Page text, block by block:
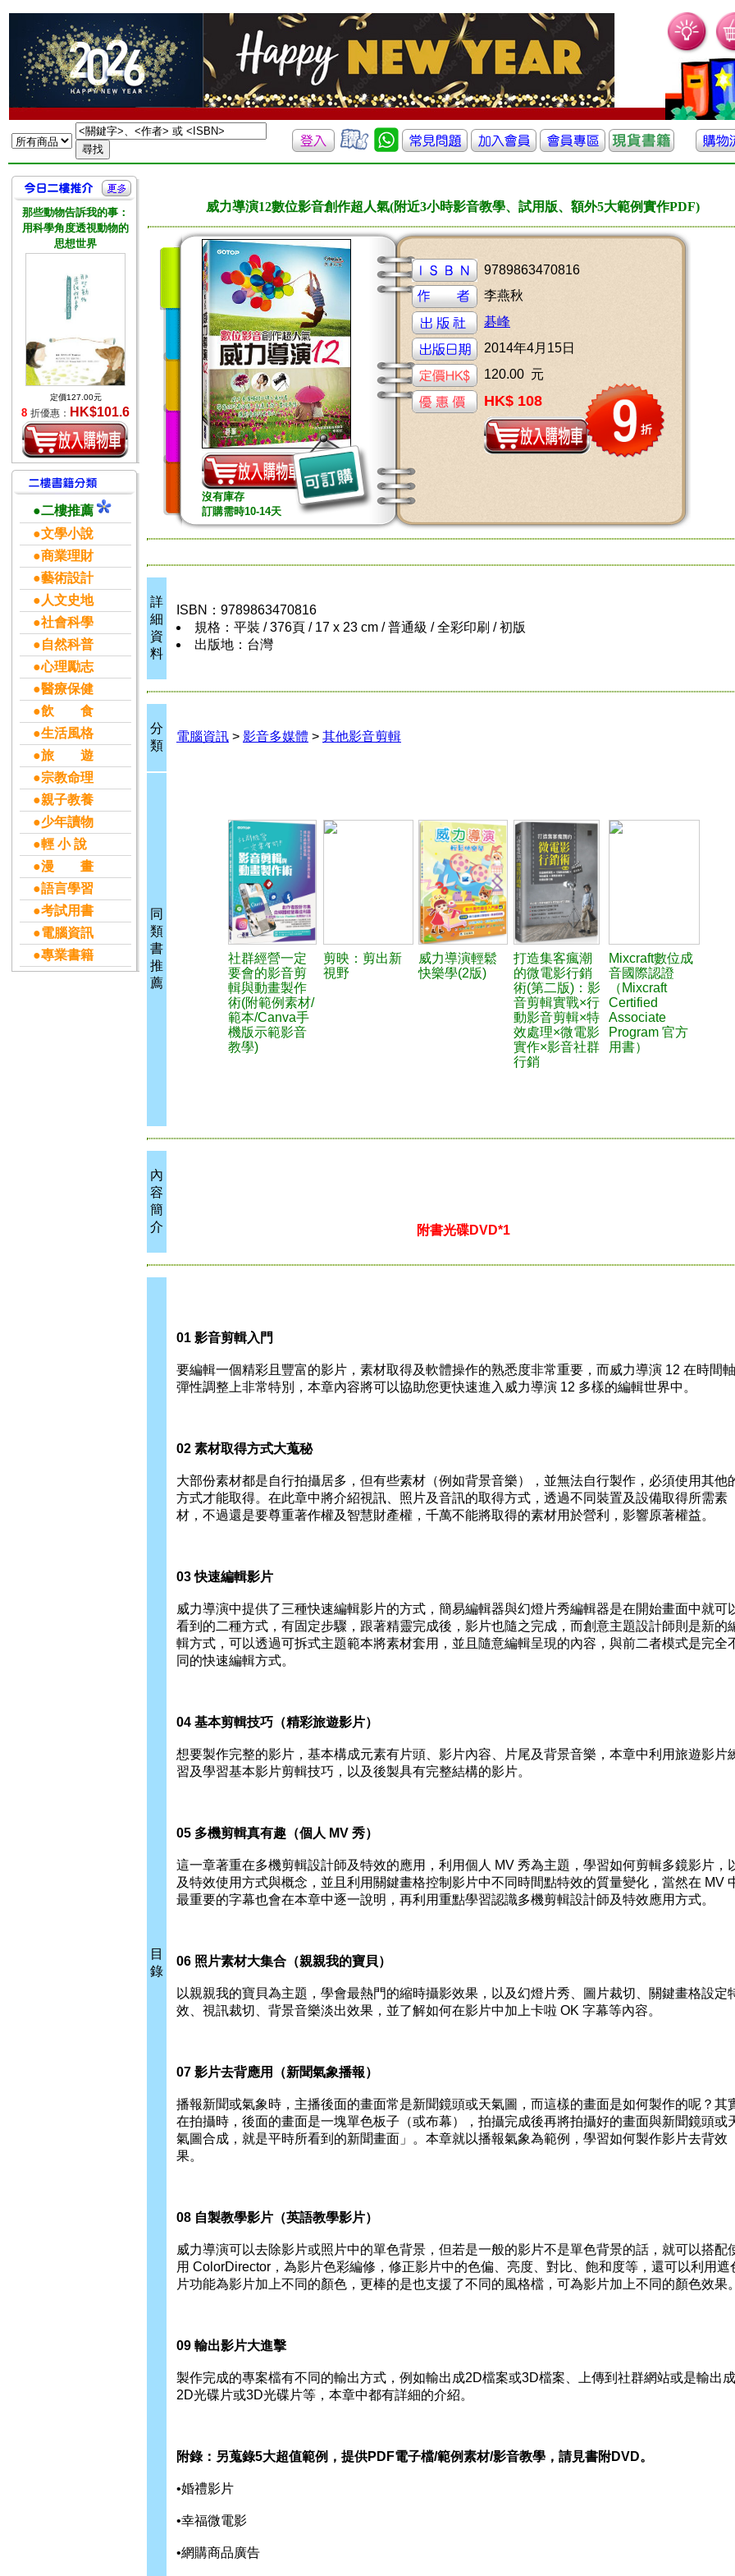
那些動物告訴我的事：
用科學角度透視動物的
思想世界
定價127.00元
8 折優惠： HK$101.6
●二樓推薦
●文學小說
●商業理財
●藝術設計
●人文史地
●社會科學
●自然科普
●心理勵志
●醫療保健
●飲 食
●生活風格
●旅 遊
●宗教命理
●親子教養
●少年讀物
●輕 小 說
●漫 畫
●語言學習
●考試用書
●電腦資訊
●專業書籍
威力導演12數位影音創作超人氣(附近3小時影音教學、試用版、額外5大範例實作PDF)
沒有庫存
訂購需時10-14天
9789863470816
李燕秋
碁峰
2014年4月15日
120.00 元
HK$ 108
詳
細
資
料
ISBN：9789863470816
規格：平裝 / 376頁 / 17 x 23 cm / 普通級 / 全彩印刷 / 初版
出版地：台灣
分
類
電腦資訊 > 影音多媒體 > 其他影音剪輯
同
類
書
推
薦
社群經營一定
要會的影音剪
輯與動畫製作
術(附範例素材/
範本/Canva手
機版示範影音
教學)
剪映：剪出新
視野
威力導演輕鬆
快樂學(2版)
打造集客瘋潮
的微電影行銷
術(第二版)：影
音剪輯實戰×行
動影音剪輯×特
效處理×微電影
實作×影音社群
行銷
Mixcraft數位成
音國際認證
（Mixcraft
Certified
Associate
Program 官方
用書）
內
容
簡
介
附書光碟DVD*1
目
錄
01 影音剪輯入門
要編輯一個精彩且豐富的影片，素材取得及軟體操作的熟悉度非常重要，而威力導演 12 在時間
彈性調整上非常特別，本章內容將可以協助您更快速進入威力導演 12 多樣的編輯世界中。
02 素材取得方式大蒐秘
大部份素材都是自行拍攝居多，但有些素材（例如背景音樂），並無法自行製作，必須使用其他
方式才能取得。在此章中將介紹視訊、照片及音訊的取得方式，透過不同裝置及設備取得所需素
材，不過還是要尊重著作權及智慧財產權，千萬不能將取得的素材用於營利，影響原著權益。
03 快速編輯影片
威力導演中提供了三種快速編輯影片的方式，簡易編輯器與幻燈片秀編輯器是在開始畫面中就可
看到的二種方式，有固定步驟，跟著精靈完成後，影片也隨之完成，而創意主題設計師則是新的
輯方式，可以透過可拆式主題範本將素材套用，並且隨意編輯呈現的內容，與前二者模式是完全
同的快速編輯方式。
04 基本剪輯技巧（精彩旅遊影片）
想要製作完整的影片，基本構成元素有片頭、影片內容、片尾及背景音樂，本章中利用旅遊影片
習及學習基本影片剪輯技巧，以及後製具有完整結構的影片。
05 多機剪輯真有趣（個人 MV 秀）
這一章著重在多機剪輯設計師及特效的應用，利用個人 MV 秀為主題，學習如何剪輯多鏡影片，
及特效使用方式與概念，並且利用關鍵畫格控制影片中不同時間點特效的質量變化，當然在 MV
最重要的字幕也會在本章中逐一說明，再利用重點學習認識多機剪輯設計師及特效應用方式。
06 照片素材大集合（親親我的寶貝）
以親親我的寶貝為主題，學會最熱門的縮時攝影效果，以及幻燈片秀、圖片裁切、關鍵畫格設定
效、視訊裁切、背景音樂淡出效果，並了解如何在影片中加上卡啦 OK 字幕等內容。
07 影片去背應用（新聞氣象播報）
播報新聞或氣象時，主播後面的畫面常是新聞鏡頭或天氣圖，而這樣的畫面是如何製作的呢？其
在拍攝時，後面的畫面是一塊單色板子（或布幕），拍攝完成後再將拍攝好的畫面與新聞鏡頭或
氣圖合成，就是平時所看到的新聞畫面」。本章就以播報氣象為範例，學習如何製作影片去背效
果。
08 自製教學影片（英語教學影片）
威力導演可以去除影片或照片中的單色背景，但若是一般的影片不是單色背景的話，就可以搭配
用 ColorDirector，為影片色彩編修，修正影片中的色偏、亮度、對比、飽和度等，還可以利用遮
片功能為影片加上不同的顏色，更棒的是也支援了不同的風格檔，可為影片加上不同的顏色效果
09 輸出影片大進擊
製作完成的專案檔有不同的輸出方式，例如輸出成2D檔案或3D檔案、上傳到社群網站或是輸出成
2D光碟片或3D光碟片等，本章中都有詳細的介紹。
附錄：另蒐錄5大超值範例，提供PDF電子檔/範例素材/影音教學，請見書附DVD。
•婚禮影片
•幸福微電影
•網購商品廣告